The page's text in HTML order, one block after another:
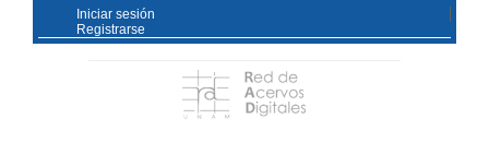
Iniciar sesión
Registrarse